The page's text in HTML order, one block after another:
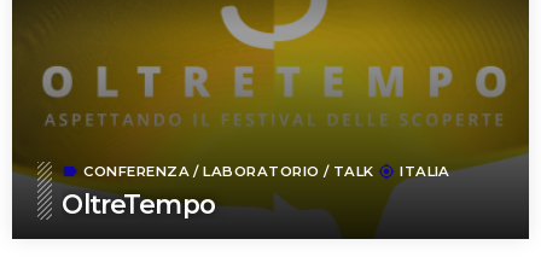
label CONFERENZA /LABORATORIO / TALK my_location ITALIA
OltreTempo